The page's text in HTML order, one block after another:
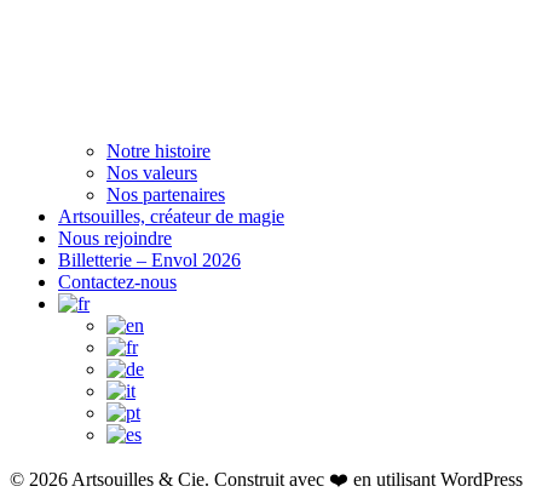
Notre histoire
Nos valeurs
Nos partenaires
Artsouilles, créateur de magie
Nous rejoindre
Billetterie – Envol 2026
Contactez-nous
© 2026 Artsouilles & Cie. Construit avec ❤️ en utilisant WordPress